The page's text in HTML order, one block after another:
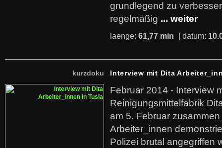
grundlegend zu
regelmäßig ... weiter
laenge: 61,77 min | datum:
kurzdoku Interview mit Dita
Februar 2014 - Interview
Reinigungsmittelfabrik
am 5. Februar
Arbeiter_innen
Polizei brutal angegriffen